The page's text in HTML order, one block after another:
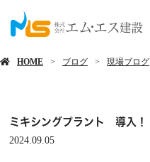
HOME ブログ 現場ブログ
ミキシングプラント 導入！
2024.09.05